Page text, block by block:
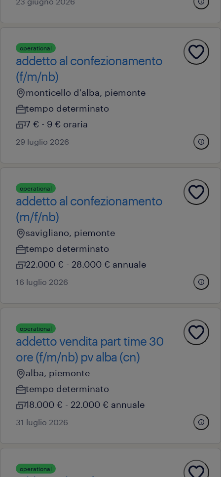
operational
addetto al confezionamento
(f/m/nb)
monticello d'alba, piemonte
tempo determinato
7 € - 9 € oraria
29 luglio 2026
operational
addetto al confezionamento
(m/f/nb)
savigliano, piemonte
tempo determinato
22.000 € - 28.000 € annuale
16 luglio 2026
operational
addetto vendita part time 30
ore (f/m/nb) pv alba (cn)
alba, piemonte
tempo determinato
18.000 € - 22.000 € annuale
31 luglio 2026
operational